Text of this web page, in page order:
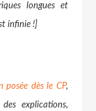
longues et
infinie !]
posée dès le CP,
explications,